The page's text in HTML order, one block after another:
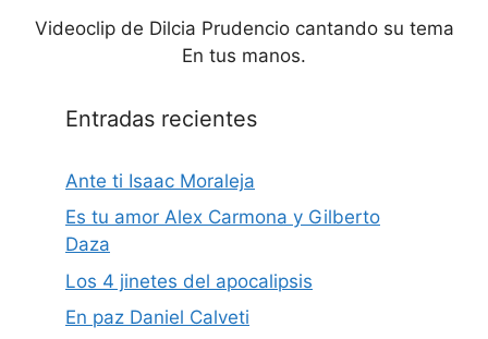
Videoclip de Dilcia Prudencio cantando su tema
En tus manos.
Entradas recientes
Ante ti Isaac Moraleja
Es tu amor Alex Carmona y Gilberto
Daza
Los 4 jinetes del apocalipsis
En paz Daniel Calveti